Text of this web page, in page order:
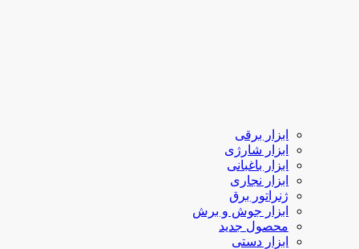
ابزار برقی
ابزار شارژی
ابزار باغبانی
ابزار نجاری
ژنراتور برق
ابزار جوش و برش
محصول جدید
ابزار دستی